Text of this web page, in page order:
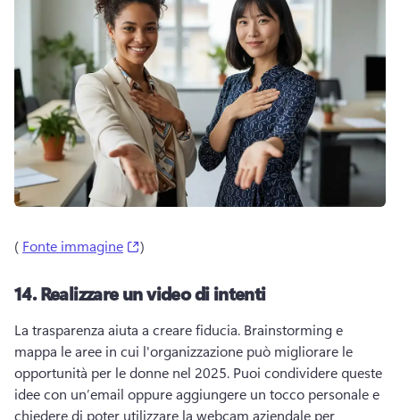
( Fonte immagine (opens in a new tab)
)
14.Realizzare un video di intenti
La trasparenza aiuta a creare fiducia. Brainstorming e
mappa le aree in cui l'organizzazione può migliorare le
opportunità per le donne nel 2025. Puoi condividere queste
idee con un’email oppure aggiungere un tocco personale e
chiedere di poter utilizzare la webcam aziendale per